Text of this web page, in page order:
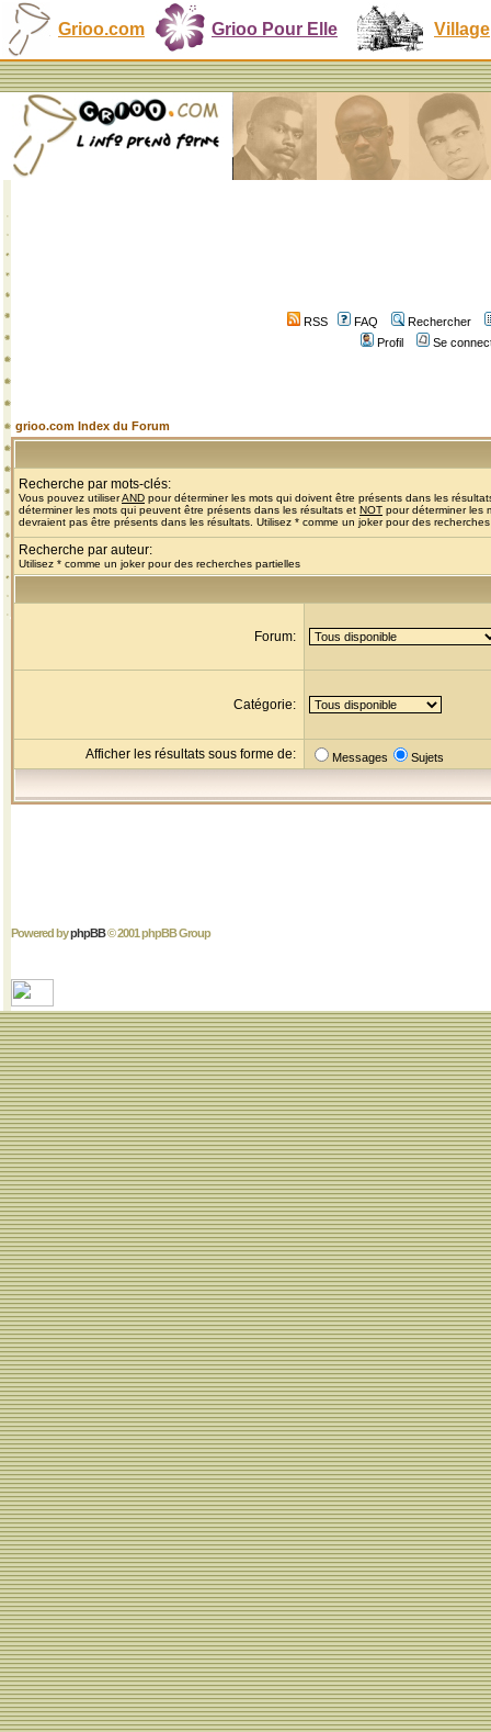
Grioo.com Grioo Pour Elle Village
RSS FAQ
Rechercher
Profil
Se
grioo.com Index du Forum
Recherche par mots-clés:
Vous pouvez utiliserAND pour déterminer les mots qui doivent être présents dans les
déterminer les mots qui peuvent être présents dans les résultats et NOT pour déterminer les
devraient pas être présents dans les résultats. Utilisez * comme un joker pour des
Recherche par auteur:
Utilisez * comme un joker pour des recherches partielles
Forum:
Catégorie:
Afficher les résultats sous forme de: Messages Sujets
Powered byphpBB© 2001 phpBB Group